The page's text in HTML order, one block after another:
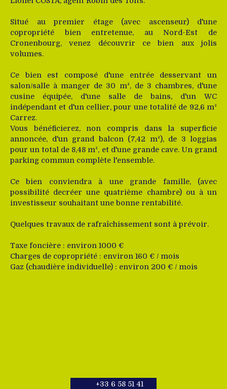
Situé au premier étage (avec ascenseur) d'une
copropriété bien entretenue, au Nord-Est de
Cronenbourg, venez découvrir ce bien aux jolis
volumes.
Ce bien est composé d'une entrée desservant un
salon/salle à manger de 30 m², de 3 chambres, d'une
cusine équipée, d'une salle de bains, d'un WC
indépendant et d'un cellier, pour une totalité de 92,6 m²
Carrez.
Vous bénéficierez, non compris dans la superficie
annoncée, d'un grand balcon (7,42 m²), de 3 loggias
pour un total de 8,48 m², et d'une grande cave. Un grand
parking commun complète l'ensemble.
Ce bien conviendra à une grande famille, (avec
possibilité decréer une quatrième chambre) ou à un
investisseur souhaitant une bonne rentabilité.
Quelques travaux de rafraîchissement sont à prévoir.
Taxe foncière : environ 1000 €
Charges de copropriété : environ 160 € / mois
Gaz (chaudière individuelle) : environ 200 € / mois
+33 6 58 51 41